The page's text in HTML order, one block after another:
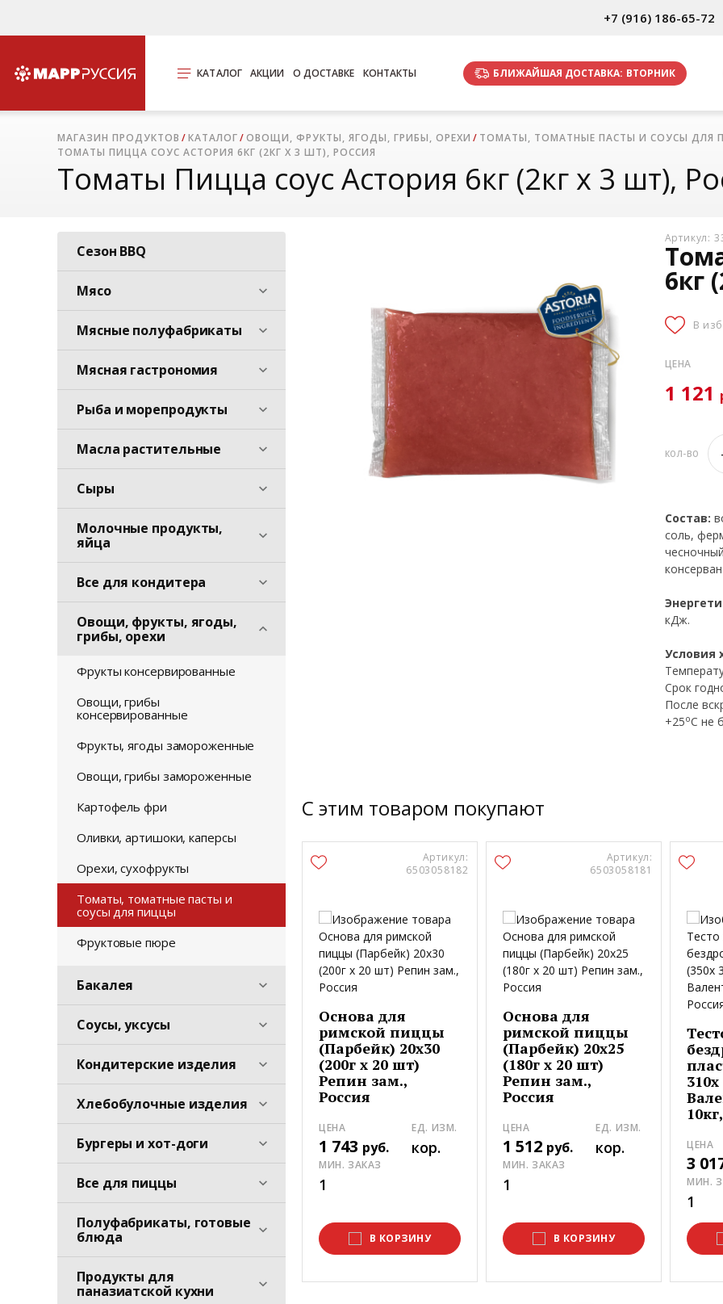
+7 (916) 186-65-72
КАТАЛОГ АКЦИИ О ДОСТАВКЕ КОНТАКТЫ БЛИЖАЙШАЯ ДОСТАВКА: ВТОРНИК
МАГАЗИН ПРОДУКТОВ КАТАЛОГ ОВОЩИ, ФРУКТЫ, ЯГОДЫ, ГРИБЫ, ОРЕХИ
ТОМАТЫ, ТОМАТНЫЕ ПАСТЫ И СОУСЫ ДЛЯ
ТОМАТЫ ПИЦЦА СОУС АСТОРИЯ 6КГ (2КГ Х 3 ШТ), РОССИЯ
Томаты Пицца соус Астория 6кг (2кг х 3 шт),
Сезон BBQ
Мясо
Мясные полуфабрикаты
Мясная гастрономия
Рыба и морепродукты
Масла растительные
Сыры
Молочные продукты,
яйца
Все для кондитера
Овощи, фрукты, ягоды,
грибы, орехи
Фрукты консервированные
Овощи, грибы
консервированные
Фрукты, ягоды замороженные
Овощи, грибы замороженные
Картофель фри
Оливки, артишоки, каперсы
Орехи, сухофрукты
Томаты, томатные пасты и
соусы для пиццы
Фруктовые пюре
Бакалея
Соусы, уксусы
Кондитерские изделия
Хлебобулочные изделия
Бургеры и хот-доги
Все для пиццы
Полуфабрикаты, готовые
блюда
Продукты для
паназиатской кухни
Артикул:
6кг
В
ЦЕНА
1 121
КОЛ-ВО
Состав:
соль,
кДж.
Условия
Срок
После
+25oC не
С этим товаром покупают
Артикул:
6503058182
Основа для
римской пиццы
(Парбейк) 20х30
(200г х 20 шт)
Репин зам.,
Россия
ЦЕНА
1 743 руб.
ЕД. ИЗМ.
кор.
МИН. ЗАКАЗ
1
В КОРЗИНУ
Артикул:
6503058181
Основа для
римской пиццы
(Парбейк) 20х25
(180г х 20 шт)
Репин зам.,
Россия
ЦЕНА
1 512 руб.
ЕД. ИЗМ.
кор.
МИН. ЗАКАЗ
1
В КОРЗИНУ
ЦЕНА
3
МИН.
1